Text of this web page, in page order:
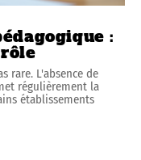
:
rare. L'absence de
régulièrement la
établissements